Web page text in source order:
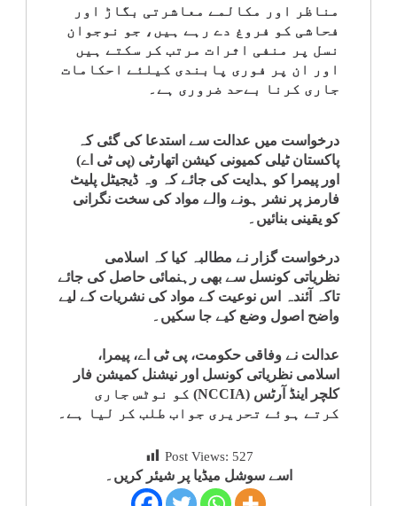
مناظر اور مکالمے معاشرتی بگاڑ اور
فحاشی کو فروغ دے رہے ہیں، جو نوجوان
نسل پر منفی اثرات مرتب کر سکتے ہیں
اور ان پر فوری پابندی کیلئے احکامات
جاری کرنا بےحد ضروری ہے۔
درخواست میں عدالت سے استدعا کی گئی کہ
پاکستان ٹیلی کمیونی کیشن اتھارٹی (پی ٹی اے)
اور پیمرا کو ہدایت کی جائے کہ وہ ڈیجیٹل پلیٹ
فارمز پر نشر ہونے والے مواد کی سخت نگرانی
کو یقینی بنائیں۔
درخواست گزار نے مطالبہ کیا کہ اسلامی
نظریاتی کونسل سے بھی رہنمائی حاصل کی جائے
تاکہ آئندہ اس نوعیت کے مواد کی نشریات کے لیے
واضح اصول وضع کیے جا سکیں۔
عدالت نے وفاقی حکومت، پی ٹی اے، پیمرا،
اسلامی نظریاتی کونسل اور نیشنل کمیشن فار
کلچر اینڈ آرٹس (NCCIA) کو نوٹس جاری
کرتے ہوئے تحریری جواب طلب کر لیا ہے۔
Post Views: 527
اسے سوشل میڈیا پر شیئر کریں۔